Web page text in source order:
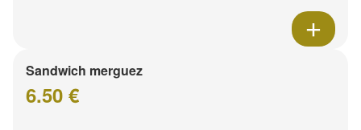
Sandwich merguez
6.50 €